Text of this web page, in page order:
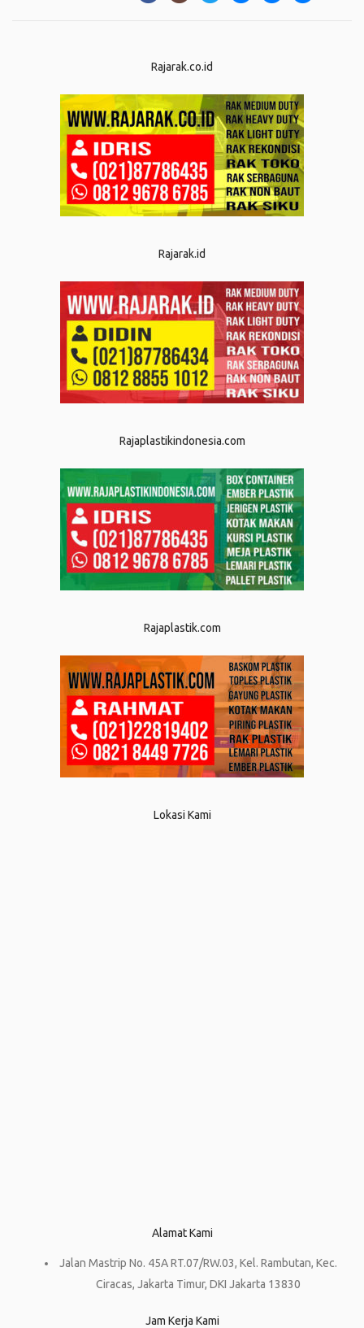
Rajarak.co.id
Rajarak.id
Rajaplastikindonesia.com
Rajaplastik.com
Lokasi Kami
Alamat Kami
Jalan Mastrip No. 45A RT.07/RW.03, Kel. Rambutan, Kec.
Ciracas, Jakarta Timur, DKI Jakarta 13830
Jam Kerja Kami